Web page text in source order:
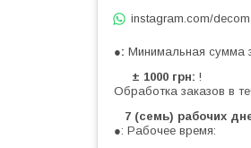
instagram.com/
● Минимальная сумма
± 1000 грн !
Обработка заказов в
7 (семь) рабочих
●: Рабочее время: